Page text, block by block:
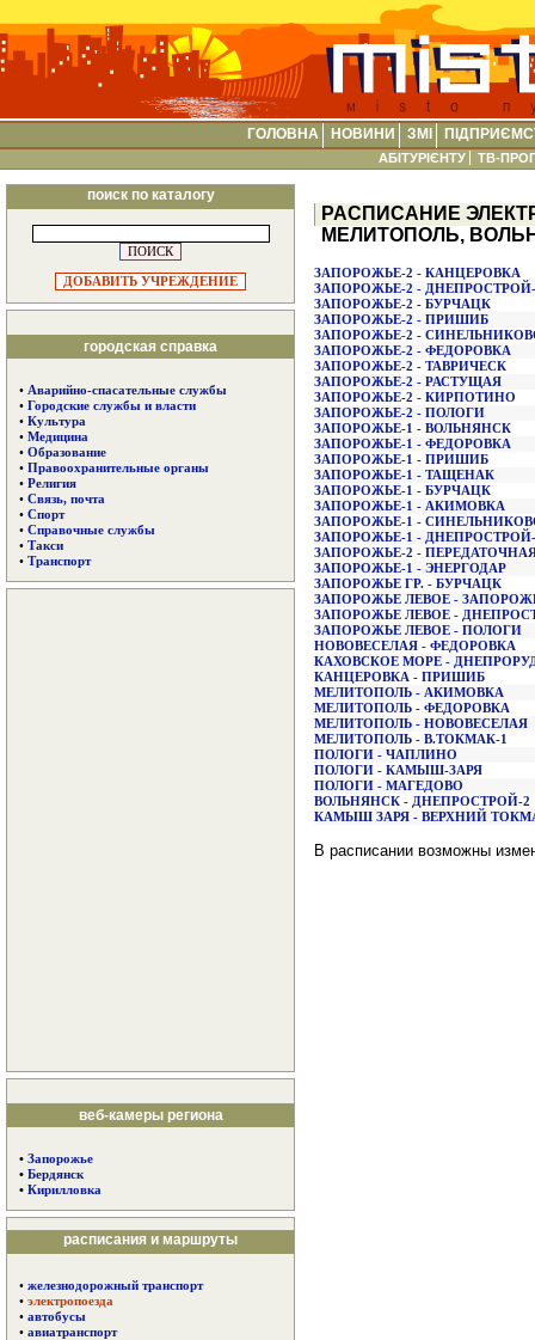
ГОЛОВНА НОВИНИ ЗМІ
АБІТУРІЄНТУ ТВ-
поиск по каталогу
ДОБАВИТЬ УЧРЕЖДЕНИЕ
городская справка
• Аварийно-спасательные службы
• Городские службы и власти
• Культура
• Медицина
• Образование
• Правоохранительные органы
• Религия
• Связь, почта
• Спорт
• Справочные службы
• Такси
• Транспорт
веб-камеры региона
• Запорожье
• Бердянск
• Кирилловка
расписания и маршруты
• железнодорожный транспорт
• электропоезда
• автобусы
• авиатранспорт
РАСПИСАНИЕ
МЕЛИТОПОЛЬ,
ЗАПОРОЖЬЕ-2 - КАНЦЕРОВКА
ЗАПОРОЖЬЕ-2 -
ЗАПОРОЖЬЕ-2 - БУРЧАЦК
ЗАПОРОЖЬЕ-2 - ПРИШИБ
ЗАПОРОЖЬЕ-2 -
ЗАПОРОЖЬЕ-2 - ФЕДОРОВКА
ЗАПОРОЖЬЕ-2 - ТАВРИЧЕСК
ЗАПОРОЖЬЕ-2 - РАСТУЩАЯ
ЗАПОРОЖЬЕ-2 - КИРПОТИНО
ЗАПОРОЖЬЕ-2 - ПОЛОГИ
ЗАПОРОЖЬЕ-1 - ВОЛЬНЯНСК
ЗАПОРОЖЬЕ-1 - ФЕДОРОВКА
ЗАПОРОЖЬЕ-1 - ПРИШИБ
ЗАПОРОЖЬЕ-1 - ТАЩЕНАК
ЗАПОРОЖЬЕ-1 - БУРЧАЦК
ЗАПОРОЖЬЕ-1 - АКИМОВКА
ЗАПОРОЖЬЕ-1 -
ЗАПОРОЖЬЕ-1 -
ЗАПОРОЖЬЕ-2 -
ЗАПОРОЖЬЕ-1 - ЭНЕРГОДАР
ЗАПОРОЖЬЕ ГР. - БУРЧАЦК
ЗАПОРОЖЬЕ ЛЕВОЕ -
ЗАПОРОЖЬЕ ЛЕВОЕ -
ЗАПОРОЖЬЕ ЛЕВОЕ - ПОЛОГИ
НОВОВЕСЕЛАЯ - ФЕДОРОВКА
КАХОВСКОЕ МОРЕ -
КАНЦЕРОВКА - ПРИШИБ
МЕЛИТОПОЛЬ - АКИМОВКА
МЕЛИТОПОЛЬ - ФЕДОРОВКА
МЕЛИТОПОЛЬ - НОВОВЕСЕЛАЯ
МЕЛИТОПОЛЬ - В.ТОКМАК-1
ПОЛОГИ - ЧАПЛИНО
ПОЛОГИ - КАМЫШ-ЗАРЯ
ПОЛОГИ - МАГЕДОВО
ВОЛЬНЯНСК - ДНЕПРОСТРОЙ-2
КАМЫШ ЗАРЯ - ВЕРХHИЙ
В расписании возможны